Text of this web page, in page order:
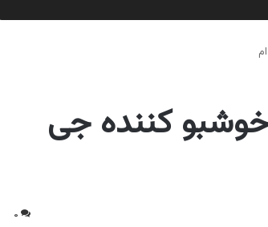
کننده جی
۰